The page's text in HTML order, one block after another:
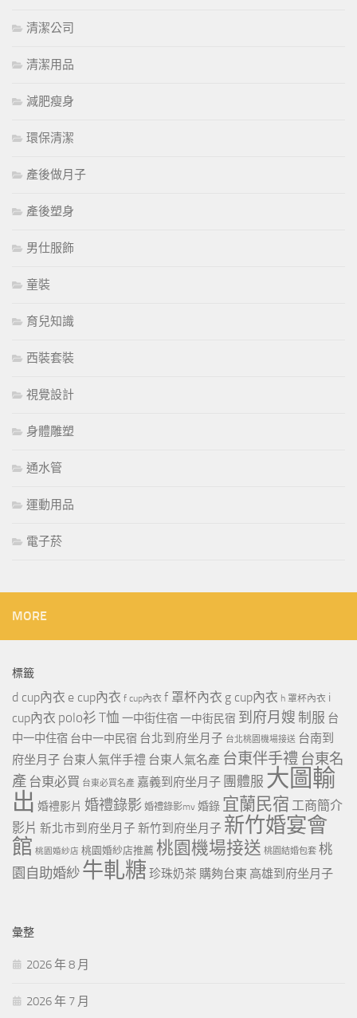
清潔公司
清潔用品
減肥瘦身
環保清潔
產後做月子
產後塑身
男仕服飾
童裝
育兒知識
西裝套裝
視覺設計
身體雕塑
通水管
運動用品
電子菸
MORE
標籤
d cup內衣 e cup內衣 f cup內衣 f 罩杯內衣 g cup內衣 h 罩杯內衣 i
cup內衣 polo衫 T恤 一中街住宿一中街民宿 到府月嫂 制服 台
中一中住宿 台中一中民宿 台北到府坐月子 台北桃園機場接送 台南到
府坐月子 台東人氣伴手禮 台東人氣名產 台東伴手禮 台東名
產 台東必買 台東必買名產 嘉義到府坐月子 團體服 大圖輸
出 婚禮影片 婚禮錄影 婚禮錄影mv 婚錄 宜蘭民宿 工商簡介
影片 新北市到府坐月子 新竹到府坐月子 新竹婚宴會
館 桃園婚紗店 桃園婚紗店推薦 桃園機場接送 桃園結婚包套 桃
園自助婚紗 牛軋糖 珍珠奶茶 購夠台東 高雄到府坐月子
彙整
2026 年 8 月
2026 年 7 月